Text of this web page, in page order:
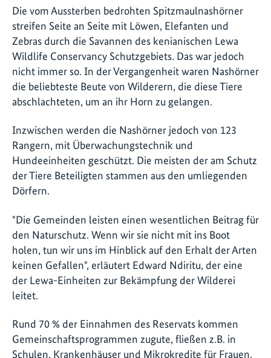
Die vom Aussterben bedrohten Spitzmaulnashörner
streifen Seite an Seite mit Löwen, Elefanten und
Zebras durch die Savannen des kenianischen Lewa
Wildlife Conservancy Schutzgebiets. Das war jedoch
nicht immer so. In der Vergangenheit waren Nashörner
die beliebteste Beute von Wilderern, die diese Tiere
abschlachteten, um an ihr Horn zu gelangen.
Inzwischen werden die Nashörner jedoch von 123
Rangern, mit Überwachungstechnik und
Hundeeinheiten geschützt. Die meisten der am Schutz
der Tiere Beteiligten stammen aus den umliegenden
Dörfern.
"Die Gemeinden leisten einen wesentlichen Beitrag für
den Naturschutz. Wenn wir sie nicht mit ins Boot
holen, tun wir uns im Hinblick auf den Erhalt der Arten
keinen Gefallen", erläutert Edward Ndiritu, der eine
der Lewa-Einheiten zur Bekämpfung der Wilderei
leitet.
Rund 70 % der Einnahmen des Reservats kommen
Gemeinschaftsprogrammen zugute, fließen z.B. in
Schulen, Krankenhäuser und Mikrokredite für Frauen.